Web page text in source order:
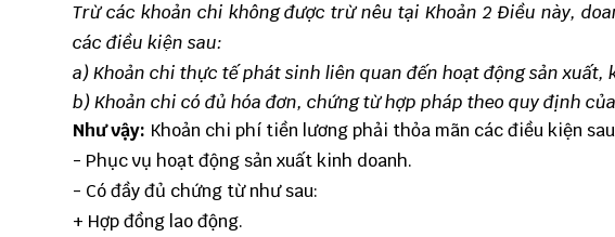
Trừ các khoản chi không được trừ nêu tại Khoản 2 Điều này,
các điều kiện sau:
a) Khoản chi thực tế phát sinh liên quan đến hoạt động sản xuất,
b) Khoản chi có đủ hóa đơn, chứng từ hợp pháp theo quy định
Như vậy: Khoản chi phí tiền lương phải thỏa mãn các điều kiện
- Phục vụ hoạt động sản xuất kinh doanh.
- Có đầy đủ chứng từ như sau:
+ Hợp đồng lao động.